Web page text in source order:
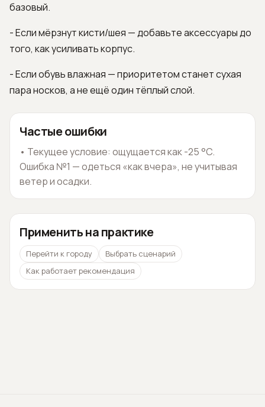
базовый.
- Если мёрзнут кисти/шея — добавьте аксессуары до
того, как усиливать корпус.
- Если обувь влажная — приоритетом станет сухая
пара носков, а не ещё один тёплый слой.
Частые ошибки
• Текущее условие: ощущается как -25 °C.
Ошибка №1 — одеться «как вчера», не учитывая
ветер и осадки.
Применить на практике
Перейти к городу
Выбрать сценарий
Как работает рекомендация